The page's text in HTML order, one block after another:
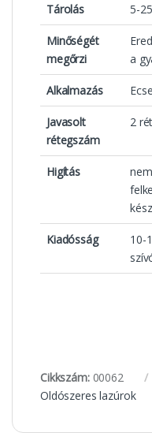
Tárolás 5-
Minőségét
megőrzi
a
Alkalmazás
Javasolt
rétegszám
2
Higítás
Kiadósság
10-
Cikkszám: 00062
Oldószeres lazúrok